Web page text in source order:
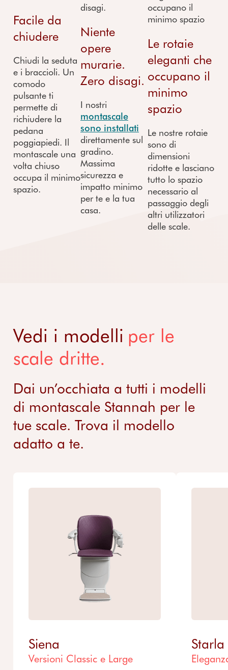
Facile da
chiudere
Chiudi la seduta
e i braccioli. Un
comodo
pulsante ti
permette di
richiudere la
pedana
poggiapiedi. Il
montascale una
volta chiuso
occupa il minimo
spazio.
Niente
opere
murarie.
Zero disagi.
I nostri
montascale
sono installati
direttamente sul
gradino.
Massima
sicurezza e
impatto minimo
per te e la tua
casa.
Le rotaie
eleganti che
occupano il
minimo
spazio
Le nostre rotaie
sono di
dimensioni
ridotte e lasciano
tutto lo spazio
necessario al
passaggio degli
altri utilizzatori
delle scale.
Vedi i modelli per le
scale dritte.
Dai un’occhiata a tutti i modelli
di montascale Stannah per le
tue scale. Trova il modello
adatto a te.
Siena
Versioni Classic e Large
Starla